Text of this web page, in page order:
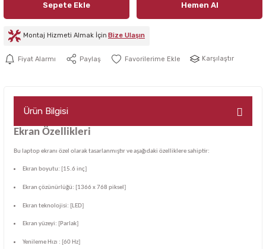
Sepete Ekle Hemen Al
Montaj Hizmeti Almak İçin Bize Ulaşın
Fiyat Alarmı Paylaş Karşılaştır
Ürün Bilgisi
Ekran Özellikleri
Bu laptop ekranı özel olarak tasarlanmıştır ve aşağıdaki özelliklere sahiptir:
Ekran boyutu: [15.6 inç]
Ekran çözünürlüğü: [1366 x 768 piksel]
Ekran teknolojisi: [LED]
Ekran yüzeyi: [Parlak]
Yenileme Hızı : [60 Hz]